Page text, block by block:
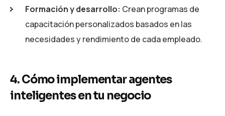
Formación y desarrollo: Crean programas de
capacitación personalizados basados en las
necesidades y rendimiento de cada empleado.
4. Cómo implementar agentes
inteligentes en tu negocio